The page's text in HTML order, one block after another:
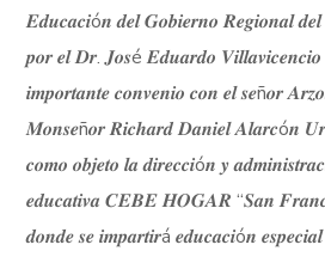
𝑬𝒅𝒖𝒄𝒂𝒄𝒊ó𝒏 𝒅𝒆𝒍 𝑮𝒐𝒃𝒊𝒆𝒓𝒏𝒐 𝑹𝒆𝒈𝒊𝒐𝒏𝒂𝒍
𝒑𝒐𝒓 𝒆𝒍 𝑫𝒓. 𝑱𝒐𝒔é 𝑬𝒅𝒖𝒂𝒓𝒅𝒐
𝒊𝒎𝒑𝒐𝒓𝒕𝒂𝒏𝒕𝒆 𝒄𝒐𝒏𝒗𝒆𝒏𝒊𝒐 𝒄𝒐𝒏 𝒆𝒍 𝒔𝒆ñ𝒐𝒓
𝑴𝒐𝒏𝒔𝒆ñ𝒐𝒓 𝑹𝒊𝒄𝒉𝒂𝒓𝒅 𝑫𝒂𝒏𝒊𝒆𝒍 𝑨𝒍𝒂𝒓𝒄ó𝒏
𝒄𝒐𝒎𝒐 𝒐𝒃𝒋𝒆𝒕𝒐 𝒍𝒂 𝒅𝒊𝒓𝒆𝒄𝒄𝒊ó𝒏 𝒚
𝒆𝒅𝒖𝒄𝒂𝒕𝒊𝒗𝒂 𝑪𝑬𝑩𝑬 𝑯𝑶𝑮𝑨𝑹 “𝑺𝒂𝒏
𝒅𝒐𝒏𝒅𝒆 𝒔𝒆 𝒊𝒎𝒑𝒂𝒓𝒕𝒊𝒓á 𝒆𝒅𝒖𝒄𝒂𝒄𝒊ó𝒏 𝒆𝒔𝒑𝒆𝒄𝒊𝒂𝒍